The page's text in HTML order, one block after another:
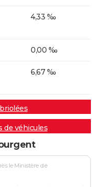
4,33 ‰
0,00 ‰
6,67 ‰
de véhicules
le Ministère de